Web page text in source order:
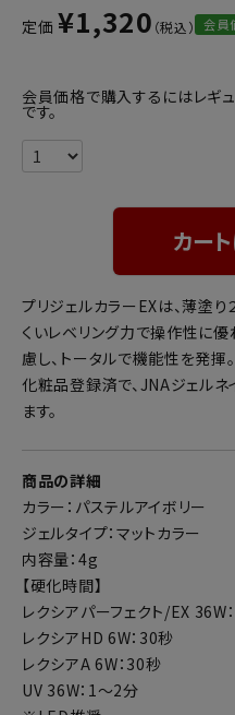
定価 ¥1,320 会員
会員価格で購入するにはレギ
です。
カー
プリジェルカラーEXは、薄塗り
くいレベリング力で操作性に
慮し、トータルで機能性を発揮。
化粧品登録済で、JNAジェル
ます。
商品の詳細
カラー：パステルアイボリー
ジェルタイプ：マットカラー
内容量：4g
【硬化時間】
レクシアパーフェクト/EX 36W
レクシアHD 6W：30秒
レクシアA 6W：30秒
UV 36W：1～2分